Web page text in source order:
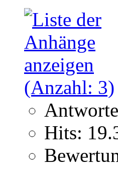
Hits: